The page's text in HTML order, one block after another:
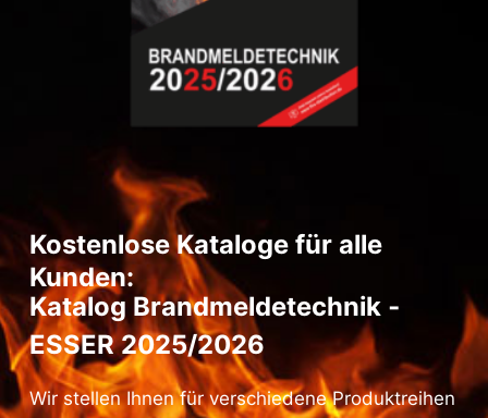
Kostenlose Kataloge für alle
Kunden:
Katalog Brandmeldetechnik ­
ESSER 2025/2026
Wir stellen Ihnen für verschiedene Produktreihen